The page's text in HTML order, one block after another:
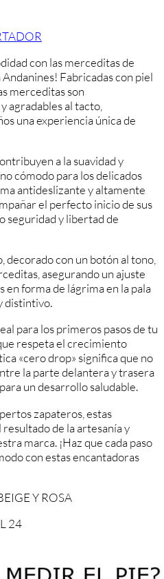
con las merceditas de
Fabricadas con piel
merceditas son
agradables al tacto,
una experiencia única de
a la suavidad y
cómodo para los delicados
antideslizante y altamente
el perfecto inicio de sus
seguridad y libertad de
decorado con un botón al tono,
asegurando un ajuste
en forma de lágrima en la pala
distintivo.
para los primeros pasos de tu
respeta el crecimiento
«cero drop» significa que no
la parte delantera y trasera
un desarrollo saludable.
zapateros, estas
de la artesanía y
marca. ¡Haz que cada paso
con estas encantadoras
Y ROSA
24